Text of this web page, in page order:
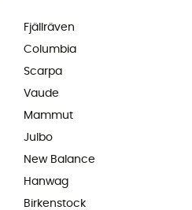
Fjällräven
Columbia
Scarpa
Vaude
Mammut
Julbo
New Balance
Hanwag
Birkenstock